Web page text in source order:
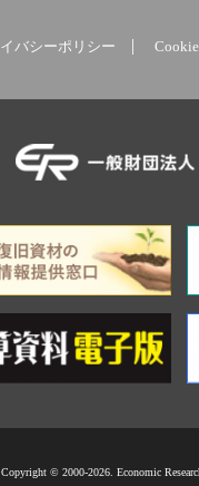
バシーポリシー
Copyright © 2000-2026. Economic